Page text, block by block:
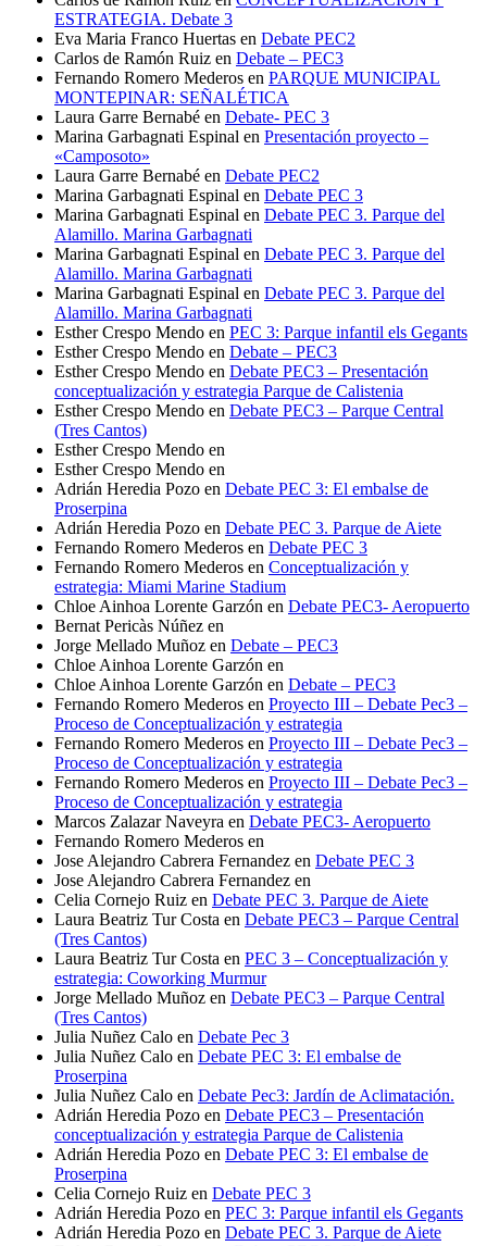
ESTRATEGIA. Debate 3
Eva Maria Franco Huertas en Debate PEC2
Carlos de Ramón Ruiz en Debate – PEC3
Fernando Romero Mederos en PARQUE MUNICIPAL
MONTEPINAR: SEÑALÉTICA
Laura Garre Bernabé en Debate- PEC 3
Marina Garbagnati Espinal en Presentación proyecto –
«Camposoto»
Laura Garre Bernabé en Debate PEC2
Marina Garbagnati Espinal en Debate PEC 3
Marina Garbagnati Espinal en Debate PEC 3. Parque del
Alamillo. Marina Garbagnati
Marina Garbagnati Espinal en Debate PEC 3. Parque del
Alamillo. Marina Garbagnati
Marina Garbagnati Espinal en Debate PEC 3. Parque del
Alamillo. Marina Garbagnati
Esther Crespo Mendo en PEC 3: Parque infantil els Gegants
Esther Crespo Mendo en Debate – PEC3
Esther Crespo Mendo en Debate PEC3 – Presentación
conceptualización y estrategia Parque de Calistenia
Esther Crespo Mendo en Debate PEC3 – Parque Central
(Tres Cantos)
Esther Crespo Mendo en
Esther Crespo Mendo en
Adrián Heredia Pozo en Debate PEC 3: El embalse de
Proserpina
Adrián Heredia Pozo en Debate PEC 3. Parque de Aiete
Fernando Romero Mederos en Debate PEC 3
Fernando Romero Mederos en Conceptualización y
estrategia: Miami Marine Stadium
Chloe Ainhoa Lorente Garzón en Debate PEC3- Aeropuerto
Bernat Pericàs Núñez en
Jorge Mellado Muñoz en Debate – PEC3
Chloe Ainhoa Lorente Garzón en
Chloe Ainhoa Lorente Garzón en Debate – PEC3
Fernando Romero Mederos en Proyecto III – Debate Pec3 –
Proceso de Conceptualización y estrategia
Fernando Romero Mederos en Proyecto III – Debate Pec3 –
Proceso de Conceptualización y estrategia
Fernando Romero Mederos en Proyecto III – Debate Pec3 –
Proceso de Conceptualización y estrategia
Marcos Zalazar Naveyra en Debate PEC3- Aeropuerto
Fernando Romero Mederos en
Jose Alejandro Cabrera Fernandez en Debate PEC 3
Jose Alejandro Cabrera Fernandez en
Celia Cornejo Ruiz en Debate PEC 3. Parque de Aiete
Laura Beatriz Tur Costa en Debate PEC3 – Parque Central
(Tres Cantos)
Laura Beatriz Tur Costa en PEC 3 – Conceptualización y
estrategia: Coworking Murmur
Jorge Mellado Muñoz en Debate PEC3 – Parque Central
(Tres Cantos)
Julia Nuñez Calo en Debate Pec 3
Julia Nuñez Calo en Debate PEC 3: El embalse de
Proserpina
Julia Nuñez Calo en Debate Pec3: Jardín de Aclimatación.
Adrián Heredia Pozo en Debate PEC3 – Presentación
conceptualización y estrategia Parque de Calistenia
Adrián Heredia Pozo en Debate PEC 3: El embalse de
Proserpina
Celia Cornejo Ruiz en Debate PEC 3
Adrián Heredia Pozo en PEC 3: Parque infantil els Gegants
Adrián Heredia Pozo en Debate PEC 3. Parque de Aiete